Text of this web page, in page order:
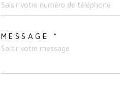
MESSAGE *